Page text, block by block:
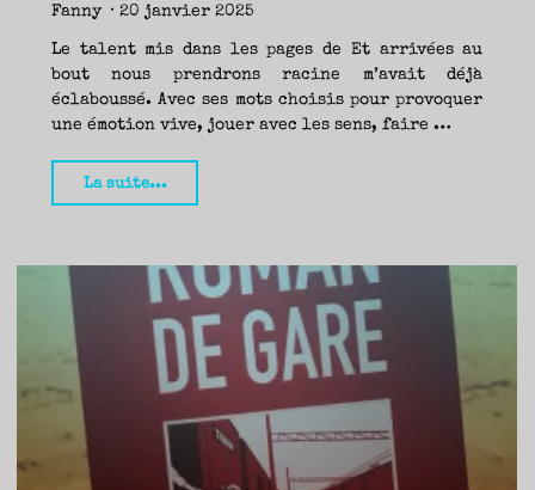
Fanny 20 janvier 2025
Le talent mis dans les pages de Et arrivées au
bout nous prendrons racine m’avait déjà
éclaboussé. Avec ses mots choisis pour provoquer
une émotion vive, jouer avec les sens, faire …
La suite...
don,
Gauthier-
Landry
(La
Peuplade),
Fanny."